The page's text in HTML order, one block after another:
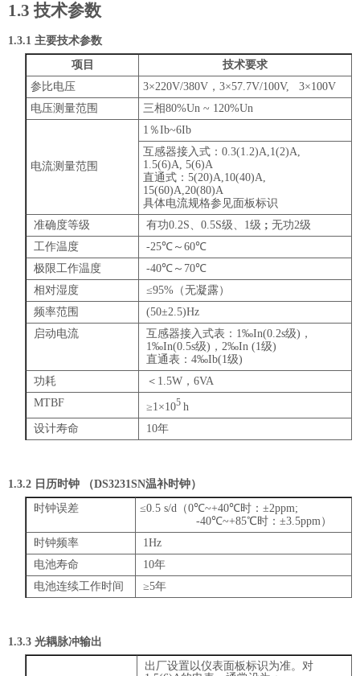
1.3技术参数
1.3.1 主要技术参数
项目
技术要求
参比电压
3×220V/380V ， 3×57.7V/100V, 3×100V
电压测量范围
三相80%Un ~ 120%Un
电流测量范围
1 ％Ib~6Ib
互感器接入式 ： 0.3(1.2)A,1(2)A,
1.5(6)A, 5(6)A
直通式 ： 5(20)A,10(40)A,
15(60)A,20(80)A
具体电流规格参见面板标识
准确度等级
有功0.2S、 0.5S级、 1级 ; 无功2级
工作温度
-25℃ ～ 60℃
极限工作温度
-40℃ ～ 70℃
相对湿度
≤95% （无凝露）
频率范围
(50±2.5)Hz
启动电流
互感器接入式表： 1‰In(0.2s级) ，
1‰In(0.5s级) ， 2‰In (1级)
直通表： 4‰Ib(1级)
功耗
＜ 1.5W ， 6VA
MTBF
≥1 ×105 h
设计寿命
10年
1.3.2 日历时钟 （DS3231SN温补时钟）
时钟误差
≤0.5 s/d （0℃~+40℃时：±2ppm;
-40℃~+85℃时：±3.5ppm）
时钟频率
1Hz
电池寿命
10年
电池连续工作时间
≥5年
1.3.3 光耦脉冲输出
出厂设置以仪表面板标识为准。对